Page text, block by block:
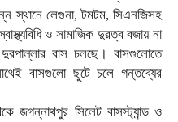
স্থানে লেগুনা, টমটম, সিএনজিসহ
ও সামাজিক দুরত্ব বজায় না
দুরপাল্লার বাস চলছে। বাসগুলোতে
বাসগুলো ছুটে চলে গন্তব্যের
জগন্নাথপুর সিলেট বাসস্ট্যান্ড ও